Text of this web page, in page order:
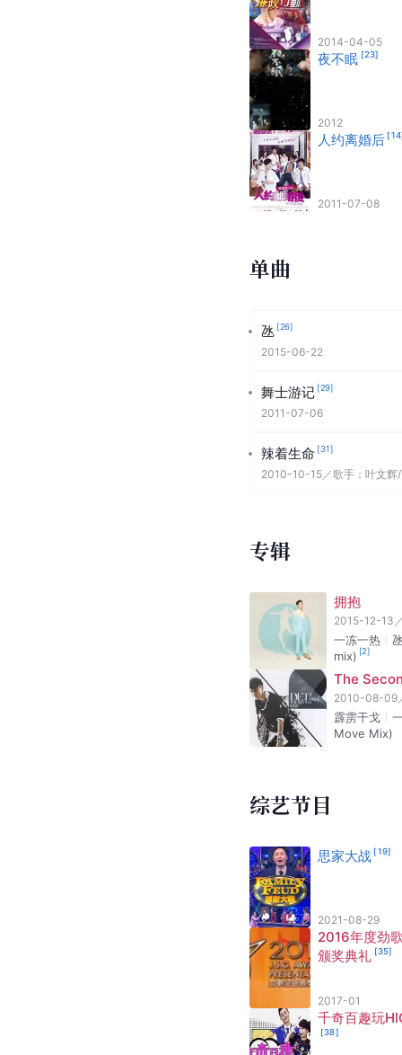
2014-04-05
夜不眠 [23]
2012
人约离婚后 [14
2011-07-08
单曲
氹 [26]
2015-06-22
舞士游记 [29]
2011-07-06
辣着生命 [31]
2010-10-15／歌手：叶文辉
专辑
拥抱
2015-12-13
一冻一热
mix) [2]
The
2010-08-09
霹雳干戈
Move Mix)
综艺节目
思家大战 [19]
2021-08-29
2016年度劲
颁奖典礼 [35]
2017-01
千奇百趣玩
[38]